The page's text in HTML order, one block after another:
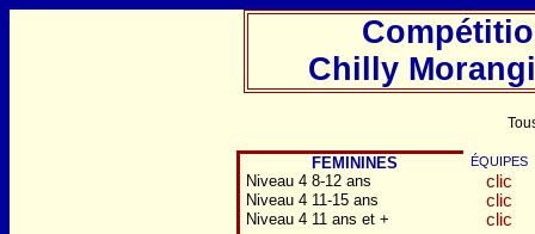
Chilly
FEMININES ÉQUIPES
Niveau 4 8-12 ans clic
Niveau 4 11-15 ans clic
Niveau 4 11 ans et + clic